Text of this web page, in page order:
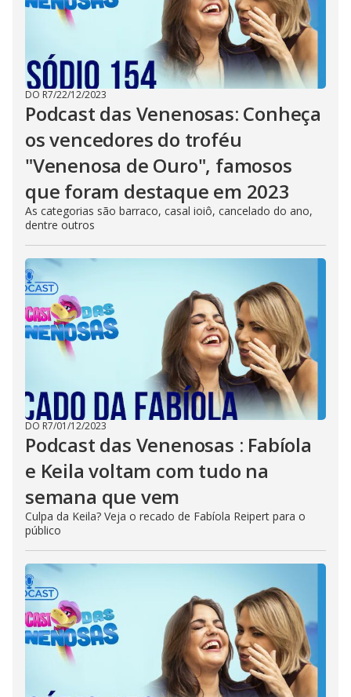
DO R7/22/12/2023
Podcast das Venenosas: Conheça
os vencedores do troféu
"Venenosa de Ouro", famosos
que foram destaque em 2023
As categorias são barraco, casal ioiô, cancelado do ano,
dentre outros
DO R7/01/12/2023
Podcast das Venenosas : Fabíola
e Keila voltam com tudo na
semana que vem
Culpa da Keila? Veja o recado de Fabíola Reipert para o
público